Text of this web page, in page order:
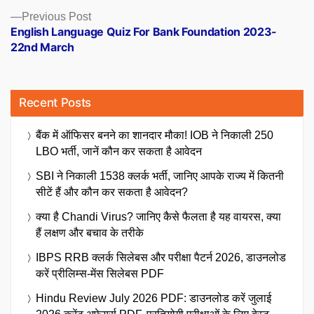
Previous PostPrevious
post:
English Language Quiz For Bank Foundation 2023-
22nd March
Recent Posts
बैंक में ऑफिसर बनने का शानदार मौका! IOB ने निकाली 250
LBO भर्ती, जानें कौन कर सकता है आवेदन
SBI ने निकाली 1538 क्लर्क भर्ती, जानिए आपके राज्य में कितनी
सीटें हैं और कौन कर सकता है आवेदन?
क्या है Chandi Virus? जानिए कैसे फैलता है यह वायरस, क्या
हैं लक्षण और बचाव के तरीके
IBPS RRB क्लर्क सिलेबस और परीक्षा पैटर्न 2026, डाउनलोड
करें प्रीलिम्स-मेंस सिलेबस PDF
Hindu Review July 2026 PDF: डाउनलोड करें जुलाई